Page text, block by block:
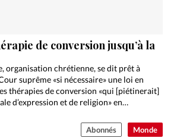
Monde
de conversion jusqu’à la
organisation chrétienne, se dit prêt à
suprême «si nécessaire» une loi en
thérapies de conversion «qui [piétinerait]
d’expression et de religion» en…
Abonnés